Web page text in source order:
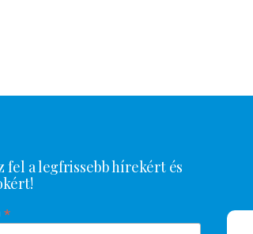
fel a legfrissebb hírekért és
*